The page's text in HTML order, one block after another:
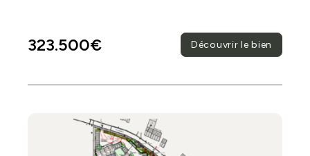
323.500€ Découvrir le bien